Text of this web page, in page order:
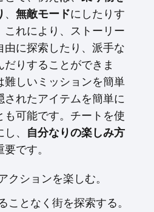
、 無敵モードにしたりす
これにより、ストーリー
由に探索したり、派手な
りすることができま
しいミッションを簡単
れたアイテムを簡単に
可能です。チートを使
、 自分なりの楽しみ方
です。
クションを楽しむ。
ことなく街を探索する。